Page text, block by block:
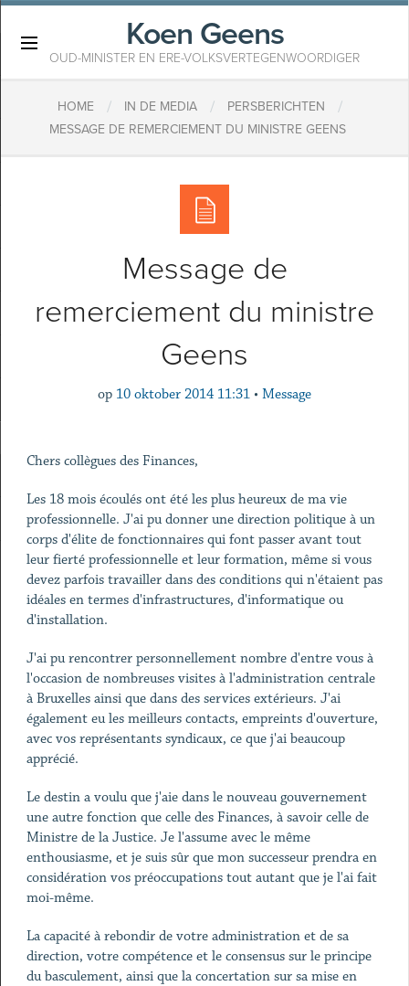
Koen Geens
OUD-MINISTER EN ERE-VOLKSVERTEGENWOORDIGER
HOME / IN DE MEDIA / PERSBERICHTEN /
MESSAGE DE REMERCIEMENT DU MINISTRE GEENS
Message de
remerciement du ministre
Geens
op 10 oktober 2014 11:31 • Message
Chers collègues des Finances,
Les 18 mois écoulés ont été les plus heureux de ma vie
professionnelle. J'ai pu donner une direction politique à un
corps d'élite de fonctionnaires qui font passer avant tout
leur fierté professionnelle et leur formation, même si vous
devez parfois travailler dans des conditions qui n'étaient pas
idéales en termes d'infrastructures, d'informatique ou
d'installation.
J'ai pu rencontrer personnellement nombre d'entre vous à
l'occasion de nombreuses visites à l'administration centrale
à Bruxelles ainsi que dans des services extérieurs. J'ai
également eu les meilleurs contacts, empreints d'ouverture,
avec vos représentants syndicaux, ce que j'ai beaucoup
apprécié.
Le destin a voulu que j'aie dans le nouveau gouvernement
une autre fonction que celle des Finances, à savoir celle de
Ministre de la Justice. Je l'assume avec le même
enthousiasme, et je suis sûr que mon successeur prendra en
considération vos préoccupations tout autant que je l'ai fait
moi-même.
La capacité à rebondir de votre administration et de sa
direction, votre compétence et le consensus sur le principe
du basculement, ainsi que la concertation sur sa mise en